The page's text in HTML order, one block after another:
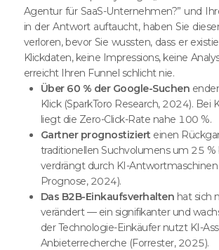
Agentur für SaaS-Unternehmen?” und
in der Antwort auftaucht, haben Sie
verloren, bevor Sie wussten, dass er
Klickdaten, keine Impressions, keine
erreicht Ihren Funnel schlicht nie.
Über 60 % der Google-Suchen
Klick (SparkToro Research, 2024). Bei
liegt die Zero-Click-Rate nahe 100 %.
Gartner prognostiziert einen
traditionellen Suchvolumens um 25 %
verdrängt durch KI-Antwortmaschinen
Prognose, 2024).
Das B2B-Einkaufsverhalten hat sich
verändert — ein signifikanter und
der Technologie-Einkäufer nutzt KI-
Anbieterrecherche (Forrester, 2025).